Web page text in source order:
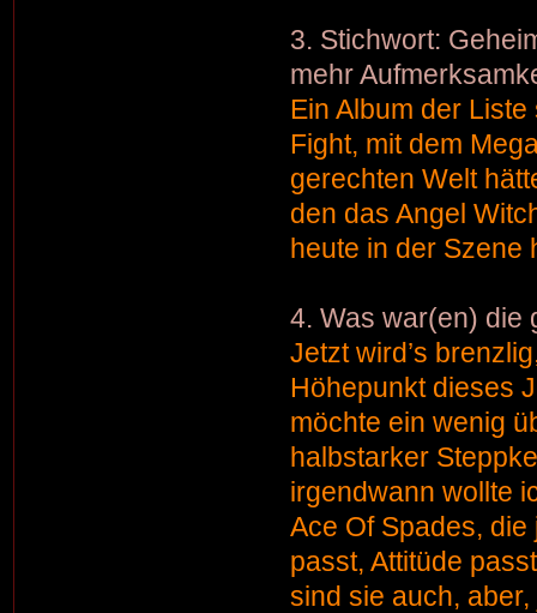
3. Stichwort:
mehr
Ein Album der
Fight, mit dem
gerechten Welt
den das Angel
heute in der Szene
4. Was war(en) die
Jetzt wird’s
Höhepunkt dieses
möchte ein wenig
halbstarker
irgendwann wollte
Ace Of Spades,
passt, Attitüde
sind sie auch,